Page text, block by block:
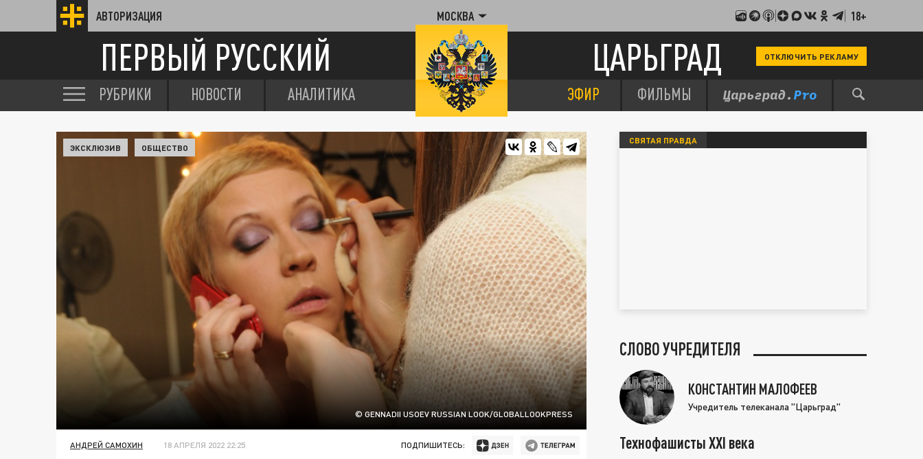
АВТОРИЗАЦИЯ МОСКВА 18+
ПЕРВЫЙ РУССКИЙ ЦАРЬГРАД ОТКЛЮЧИТЬ РЕКЛАМУ
РУБРИКИ НОВОСТИ АНАЛИТИКА ЭФИР ФИЛЬМЫ
© GENNADII USOEV RUSSIAN LOOK/GLOBALLOOKPRESS
ЭКСКЛЮЗИВ ОБЩЕСТВО
АНДРЕЙ САМОХИН 18 АПРЕЛЯ 2022 22:25 ПОДПИШИТЕСЬ:
СВЯТАЯ ПРАВДА
СЛОВО УЧРЕДИТЕЛЯ
КОНСТАНТИН МАЛОФЕЕВ
Учредитель телеканала "Царьград"
Технофашисты XXI века